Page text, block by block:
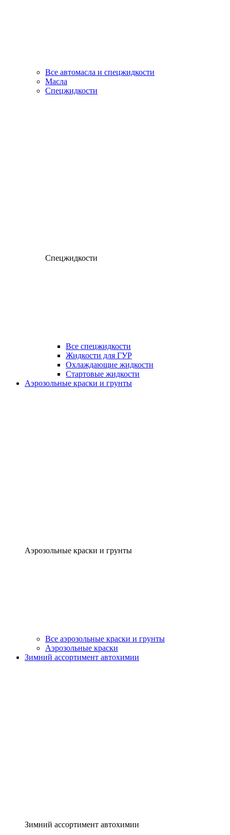
Все автомасла и спецжидкости
Масла
Спецжидкости
Спецжидкости
Все спецжидкости
Жидкости для ГУР
Охлаждающие жидкости
Стартовые жидкости
Аэрозольные краски и грунты
Аэрозольные краски и грунты
Все аэрозольные краски и грунты
Аэрозольные краски
Зимний ассортимент автохимии
Зимний ассортимент автохимии